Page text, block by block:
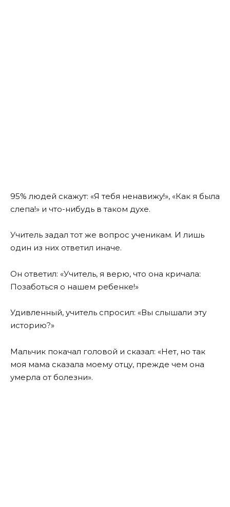
95% людей скажут: «Я тебя ненавижу!», «Как я была
слепа!» и что-нибудь в таком духе.
Учитель задал тот же вопрос ученикам. И лишь
один из них ответил иначе.
Он ответил: «Учитель, я верю, что она кричала:
Позаботься о нашем ребенке!»
Удивленный, учитель спросил: «Вы слышали эту
историю?»
Мальчик покачал головой и сказал: «Нет, но так
моя мама сказала моему отцу, прежде чем она
умерла от болезни».